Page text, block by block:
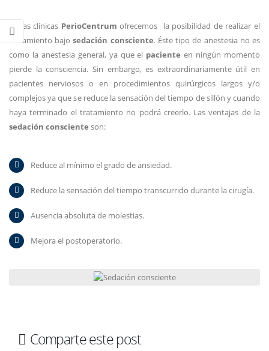
En las clínicas PerioCentrum ofrecemos la posibilidad de realizar el
tratamiento bajosedación consciente. Éste tipo de anestesia no es
como la anestesia general, ya que el paciente en ningún momento
pierde la consciencia. Sin embargo, es extraordinariamente útil en
pacientes nerviosos o en procedimientos quirúrgicos largos y/o
complejos ya que se reduce la sensación del tiempo de sillón y cuando
haya terminado el tratamiento no podrá creerlo. Las ventajas de la
sedación consciente son:
Reduce al mínimo el grado de ansiedad.
Reduce la sensación del tiempo transcurrido durante la cirugía.
Ausencia absoluta de molestias.
Mejora el postoperatorio.
Comparte este post